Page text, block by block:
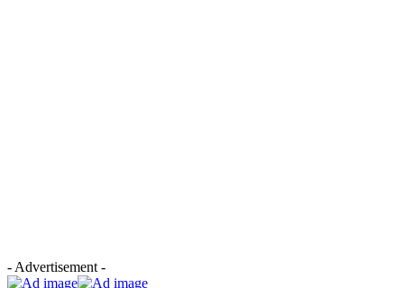
- Advertisement -